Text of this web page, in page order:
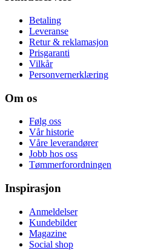
Betaling
Leveranse
Retur & reklamasjon
Prisgaranti
Vilkår
Personvernerklæring
Om os
Følg oss
Vår historie
Våre leverandører
Jobb hos oss
Tømmerforordningen
Inspirasjon
Anmeldelser
Kundebilder
Magazine
Social shop